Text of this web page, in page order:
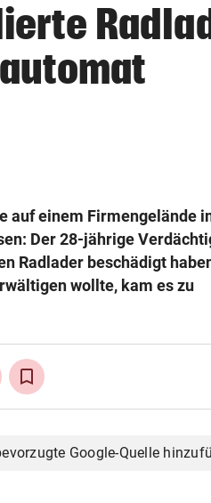
auf einem Firmengelände
Der 28-jährige
Radlader beschädigt
wollte, kam es zu
Google-Quelle